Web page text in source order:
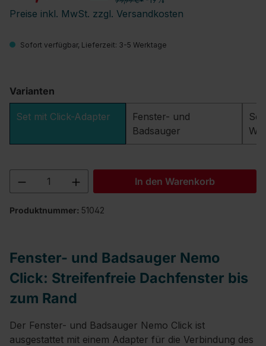
Preise inkl. MwSt. zzgl. Versandkosten
Sofort verfügbar, Lieferzeit: 3-5 Werktage
Varianten
Set mit Click-Adapter
Fenster- und
Badsauger
Produkt Anzahl: Gib den gewünschten
In den Warenkorb
Produktnummer: 51042
Fenster- und Badsauger Nemo
Click: Streifenfreie Dachfenster bis
zum Rand
Der Fenster- und Badsauger Nemo Click ist
ausgestattet mit einem Adapter für die Verbindung des